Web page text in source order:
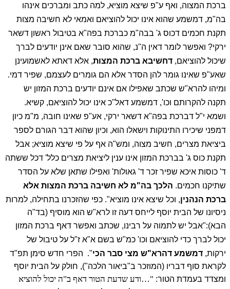
ברכת המצוה, ואף ע"פ שיצא מוציא, למה כתב ומברכים אינהו
בה"מ, דמשמע שהוא אינו יכול להוציאם ואמאי לא חשיבה מצות
תקנת חכמים דכוס ג' בבה"מ כברכת בפה"א בטיבול ראשון דשאר
ירקי? ואפשר לומר דאין ה"נ, שהוא סובר שאם אינן יודעים לברך
שיכול להוציאם, דחשיבא ברכת המצות, אלא דאתא לאשמועינן
שאע"פ שאינו גומר להן הסדר אלא הם גומרים לעצמם, שפיר דמי.
ומיהו להרא"ש שכתב שאפילו אם אינם יודעים ברכת המזון יש
תקנה להקרותם וכו', דמשמע דאל"כ אינו יכול להוציאם, קשיא.
ושמא י"ל דברכת בפה"א דשאר ירקי, אע"פ שאינו חובה, מ"מ כיון
דמפני שיכירו התינוקות וישאלו הוא, וכיון שהוא דבר הגורם לספר
ביציאת מצרים, חשיב מצוה, ומש"ה אף על פי שיצא מוציא; אבל
תקנת כוס ג' בברכת המזון אינו ענין ליציאת מצרים כלל' דכל ששתה
ד' כוסות איכא שפיר זכר ד' גאולות' ואפילו שתאן שלא על הסדר
שתיקנו חכמים. הלכך בה"מ לא חשיבה ברכת המצות אלא
ברכת הנהנין, וכל שיצא אינו מוציא". כפי שהזכרנו בתחילה, למרות
ניסיונו של הבית יוסף לייחס דעה זו לרא"ש הוא מוסיף (בד"ה
הבא):"אבל יש לתמוה על רבינו, שכתב ואפשר דאף ברכת המזון
יכול לברך כדי להוציאם וכו' כמ"ש בשם א"א ז"ל על טיבול של
ירקות, דמשמע דהרא"ש מצי סבר הכי". הפרי חדש סימן תפ"ד
לקראת סוף דבריו (המוזכר ב"ביאור הלכה"), חולק על הבית יוסף
ומצדד בעמדת הטור: "…ודע שדעת הטור דאף ב"ה יכול להוציא